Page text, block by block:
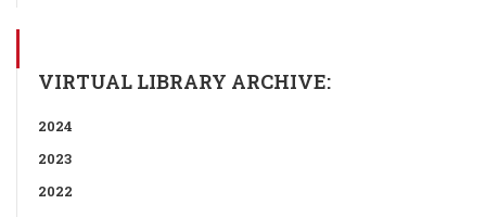
VIRTUAL LIBRARY ARCHIVE:
2024
2023
2022